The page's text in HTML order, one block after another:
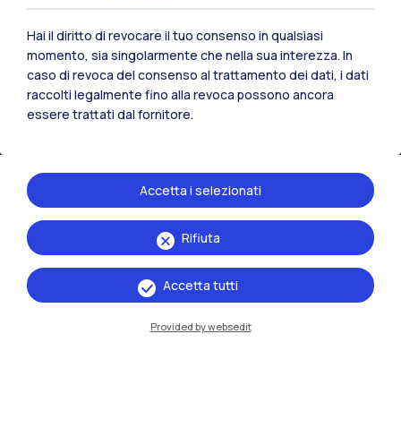
Tutti i siti dell’ecosistema
Residenze Frontiere
Hai il diritto di revocare il tuo consenso in qualsiasi
momento, sia singolarmente che nella sua interezza. In
caso di revoca del consenso al trattamento dei dati, i dati
raccolti legalmente fino alla revoca possono ancora
essere trattati dal fornitore.
Rifiuta
Accetta i selezionati
Accetta tutti
Provided by websedit